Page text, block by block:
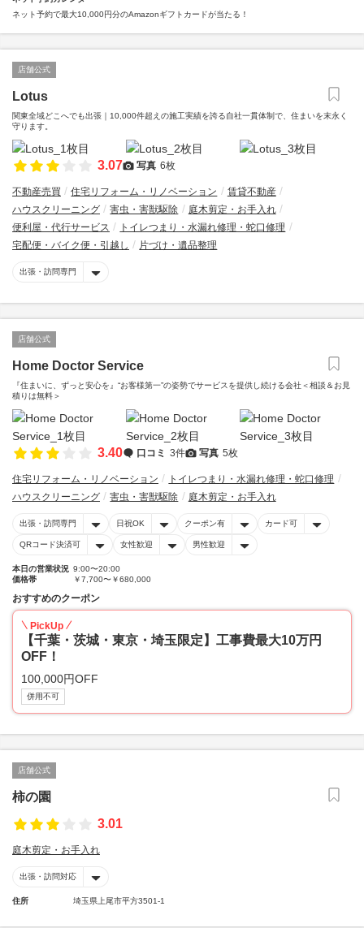
ネット予約で最大10,000円分のAmazonギフトカードが当たる！
店舗公式
Lotus
関東全域どこへでも出張｜10,000件超えの施工実績を誇る自社一貫体制で、住まいを末永く
守ります。
3.07 写真 6枚
不動産売買 住宅リフォーム・リノベーション
賃貸不動産
ハウスクリーニング
害虫・害獣駆除
庭木剪定・お手入れ
便利屋・代行サービス
トイレつまり・水漏れ修理・蛇口修理
宅配便・バイク便・引越し
片づけ・遺品整理
出張・訪問専門
店舗公式
Home Doctor Service
『住まいに、ずっと安心を』“お客様第一”の姿勢でサービスを提供し続ける会社＜相談＆お見
積りは無料＞
3.40 口コミ 3件 写真 5枚
住宅リフォーム・リノベーション
トイレつまり・水漏れ修理・蛇口修理
ハウスクリーニング
害虫・害獣駆除 庭木剪定・お手入れ
出張・訪問専門 日祝OK クーポン有 カード可
QRコード決済可 女性歓迎 男性歓迎
本日の営業状況 9:00〜20:00
価格帯
￥7,700〜￥680,000
おすすめのクーポン
PickUp
【千葉・茨城・東京・埼玉限定】工事費最大10万円
OFF！
100,000円OFF
併用不可
店舗公式
柿の園
3.01
庭木剪定・お手入れ
出張・訪問対応
住所 埼玉県上尾市平方3501-1